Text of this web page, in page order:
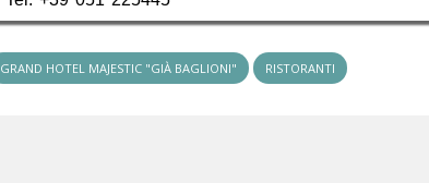
GRAND HOTEL MAJESTIC "GIÀ BAGLIONI" RISTORANTI